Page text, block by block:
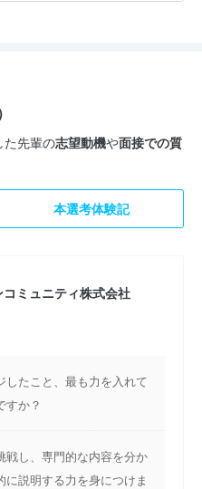
ョン・賃貸マンション・オフ
管理、バリューアップ、リノ
産価値を守ります。
た先輩の志望動機や面接での質
本選考体験記
ミュニティ株式会社
たこと、最も力を入れて
すか？
戦し、専門的な内容を分か
説明する力を身につけま